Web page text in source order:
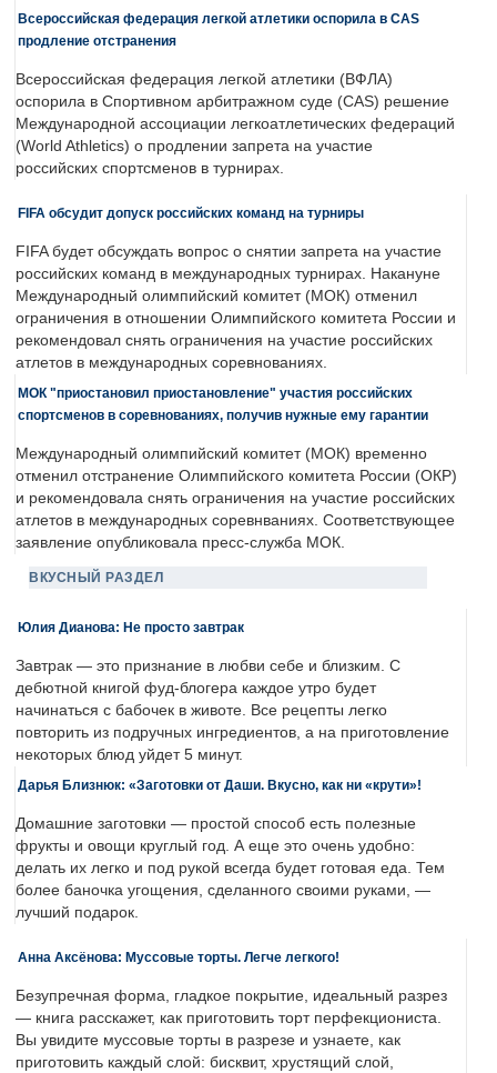
Всероссийская федерация легкой атлетики оспорила в CAS
продление отстранения
Всероссийская федерация легкой атлетики (ВФЛА)
оспорила в Спортивном арбитражном суде (CAS) решение
Международной ассоциации легкоатлетических федераций
(World Athletics) о продлении запрета на участие
российских спортсменов в турнирах.
FIFA обсудит допуск российских команд на турниры
FIFA будет обсуждать вопрос о снятии запрета на участие
российских команд в международных турнирах. Накануне
Международный олимпийский комитет (МОК) отменил
ограничения в отношении Олимпийского комитета России и
рекомендовал снять ограничения на участие российских
атлетов в международных соревнованиях.
МОК "приостановил приостановление" участия российских
спортсменов в соревнованиях, получив нужные ему гарантии
Международный олимпийский комитет (МОК) временно
отменил отстранение Олимпийского комитета России (ОКР)
и рекомендовала снять ограничения на участие российских
атлетов в международных соревнваниях. Соответствующее
заявление опубликовала пресс-служба МОК.
ВКУСНЫЙ РАЗДЕЛ
Юлия Дианова: Не просто завтрак
Завтрак — это признание в любви себе и близким. С
дебютной книгой фуд-блогера каждое утро будет
начинаться с бабочек в животе. Все рецепты легко
повторить из подручных ингредиентов, а на приготовление
некоторых блюд уйдет 5 минут.
Дарья Близнюк: «Заготовки от Даши. Вкусно, как ни «крути»!
Домашние заготовки — простой способ есть полезные
фрукты и овощи круглый год. А еще это очень удобно:
делать их легко и под рукой всегда будет готовая еда. Тем
более баночка угощения, сделанного своими руками, —
лучший подарок.
Анна Аксёнова: Муссовые торты. Легче легкого!
Безупречная форма, гладкое покрытие, идеальный разрез
— книга расскажет, как приготовить торт перфекциониста.
Вы увидите муссовые торты в разрезе и узнаете, как
приготовить каждый слой: бисквит, хрустящий слой,